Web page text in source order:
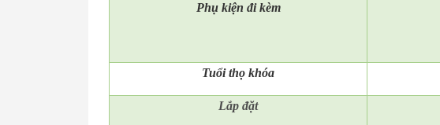
Phụ kiện đi kèm
Tuổi thọ khóa
Lắp đặt